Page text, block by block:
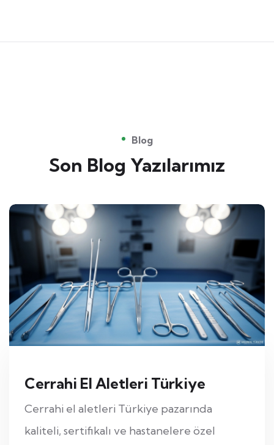
Blog
Son Blog Yazılarımız
Cerrahi El Aletleri Türkiye
Cerrahi el aletleri Türkiye pazarında
kaliteli, sertifikalı ve hastanelere özel